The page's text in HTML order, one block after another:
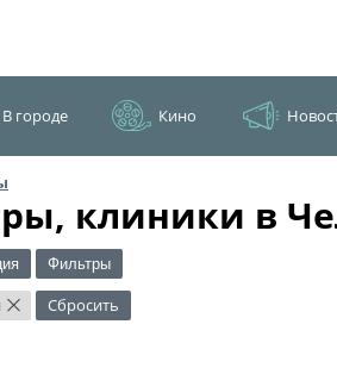
В городе Кино
клиники в
Фильтры
× Сбросить